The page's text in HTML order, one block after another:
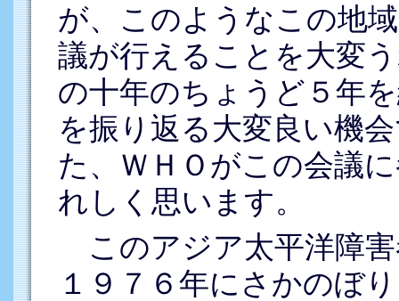
が、このようなこの地
議が行えることを大変
の十年のちょうど５年
を振り返る大変良い機
た、ＷＨＯがこの会議
れしく思います。
このアジア太平洋障
１９７６年にさかのぼ